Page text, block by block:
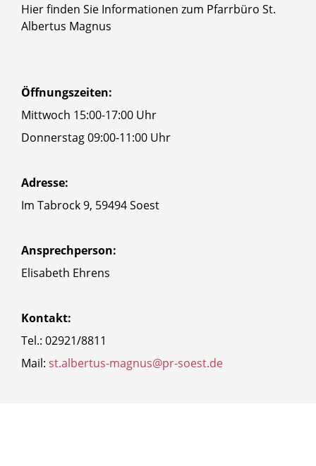
Hier finden Sie Informationen zum Pfarrbüro St.
Albertus Magnus
Öffnungszeiten:
Mittwoch 15:00-17:00 Uhr
Donnerstag 09:00-11:00 Uhr
Adresse:
Im Tabrock 9, 59494 Soest
Ansprechperson:
Elisabeth Ehrens
Kontakt:
Tel.: 02921/8811
Mail: st.albertus-magnus@pr-soest.de